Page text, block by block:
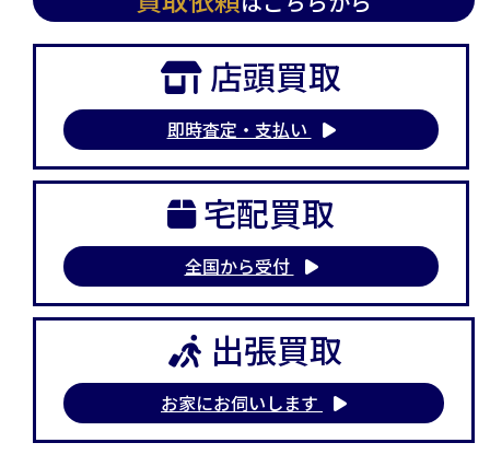
店頭買取
即時査定・支払い
宅配買取
全国から受付
出張買取
お家にお伺いします